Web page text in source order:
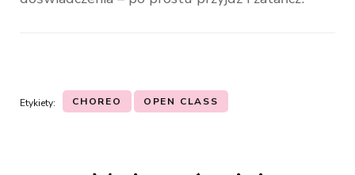
Etykiety: CHOREO OPEN CLASS